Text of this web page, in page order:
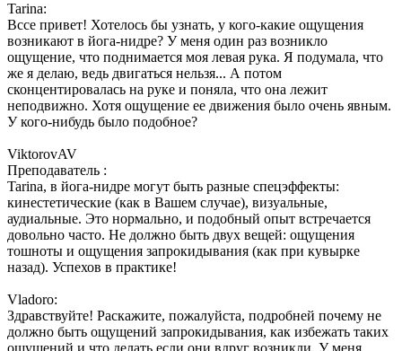
Tarina:
Вссе привет! Хотелось бы узнать, у кого-какие ощущения
возникают в йога-нидре? У меня один раз возникло
ощущение, что поднимается моя левая рука. Я подумала, что
же я делаю, ведь двигаться нельзя... А потом
сконцентировалась на руке и поняла, что она лежит
неподвижно. Хотя ощущение ее движения было очень явным.
У кого-нибудь было подобное?
ViktorovAV
Преподаватель :
Tarina, в йога-нидре могут быть разные спецэффекты:
кинестетические (как в Вашем случае), визуальные,
аудиальные. Это нормально, и подобный опыт встречается
довольно часто. Не должно быть двух вещей: ощущения
тошноты и ощущения запрокидывания (как при кувырке
назад). Успехов в практике!
Vladoro:
Здравствуйте! Раскажите, пожалуйста, подробней почему не
должно быть ощущений запрокидывания, как избежать таких